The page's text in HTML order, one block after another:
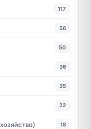
117
56
50
36
35
22
18